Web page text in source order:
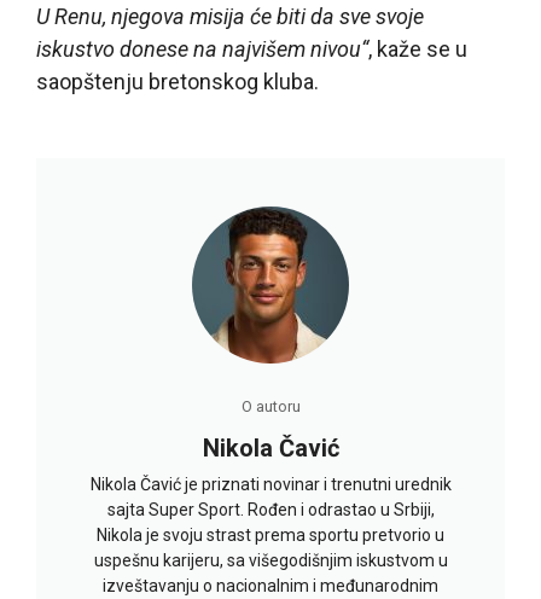
U Renu, njegova misija će biti da sve svoje
iskustvo donese na najvišem nivou“, kaže se u
saopštenju bretonskog kluba.
O autoru
Nikola Čavić
Nikola Čavić je priznati novinar i trenutni urednik
sajta Super Sport. Rođen i odrastao u Srbiji,
Nikola je svoju strast prema sportu pretvorio u
uspešnu karijeru, sa višegodišnjim iskustvom u
izveštavanju o nacionalnim i međunarodnim